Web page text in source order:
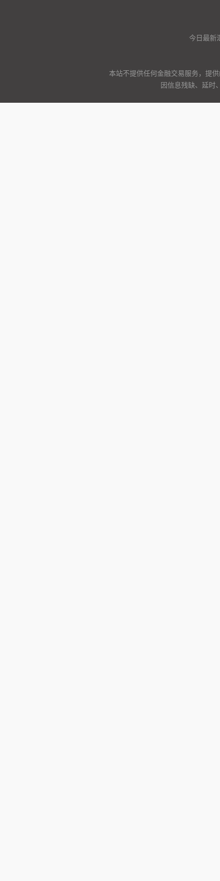
今日最新
本站不提供任何金融交易服务，提
因信息残缺、延时